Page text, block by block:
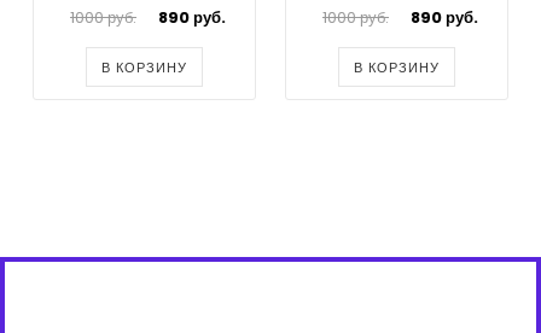
1000 руб. 890 руб.
В КОРЗИНУ
1000 руб. 890 руб.
В КОРЗИНУ